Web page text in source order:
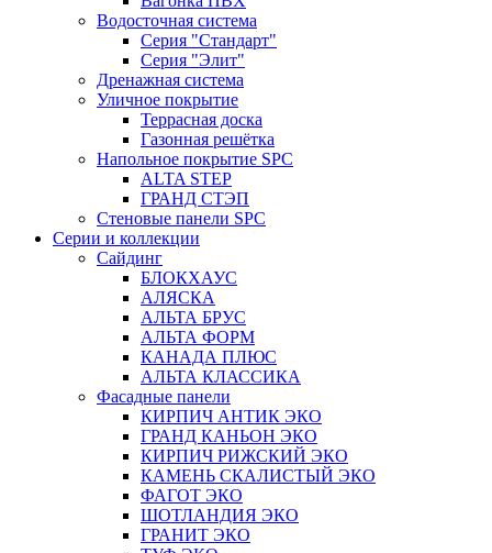
Водосточная система
Серия "Стандарт"
Серия "Элит"
Дренажная система
Уличное покрытие
Террасная доска
Газонная решётка
Напольное покрытие SPC
ALTA STEP
ГРАНД СТЭП
Стеновые панели SPC
Серии и коллекции
Сайдинг
БЛОКХАУС
АЛЯСКА
АЛЬТА БРУС
АЛЬТА ФОРМ
КАНАДА ПЛЮС
АЛЬТА КЛАССИКА
Фасадные панели
КИРПИЧ АНТИК ЭКО
ГРАНД КАНЬОН ЭКО
КИРПИЧ РИЖСКИЙ ЭКО
КАМЕНЬ СКАЛИСТЫЙ ЭКО
ФАГОТ ЭКО
ШОТЛАНДИЯ ЭКО
ГРАНИТ ЭКО